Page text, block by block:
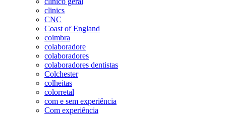
clinics
CNC
Coast of England
coimbra
colaboradore
colaboradores
colaboradores dentistas
Colchester
colheitas
colorretal
com e sem experiência
Com experiência